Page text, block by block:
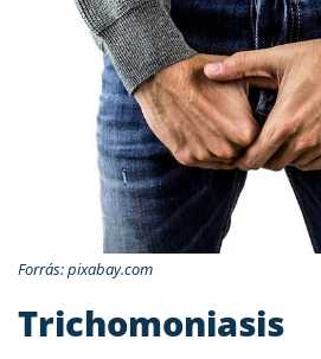
Forrás: pixabay.com
Trichomoniasis